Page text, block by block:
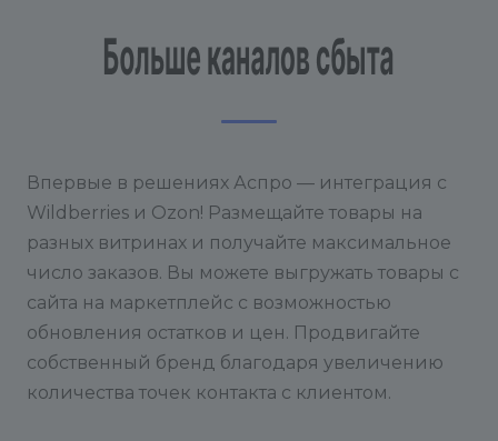
Впервые в решениях Аспро — интеграция с
Wildberries и Ozon! Размещайте товары на
разных витринах и получайте максимальное
число заказов. Вы можете выгружать товары с
сайта на маркетплейс с возможностью
обновления остатков и цен. Продвигайте
собственный бренд благодаря увеличению
количества точек контакта с клиентом.